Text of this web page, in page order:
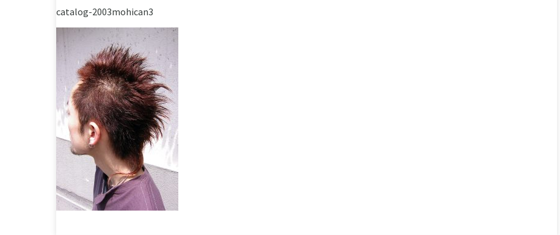
catalog-2003mohican3